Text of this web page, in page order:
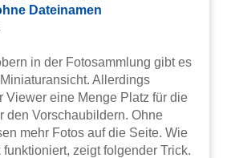
Dateinamen
in der Fotosammlung gibt es
Allerdings
Viewer eine Menge Platz für die
den Vorschaubildern. Ohne
mehr Fotos auf die Seite. Wie
zeigt folgender Trick.